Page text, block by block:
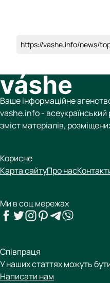
https://vashe.info/news/
Ваше інформаційне
vashe.info - всеукраїнський
зміст матеріалів,
Корисне
Карта сайтуПро нас
Ми в соц мережах
Співпраця
У наших статтях можуть
Написати нам